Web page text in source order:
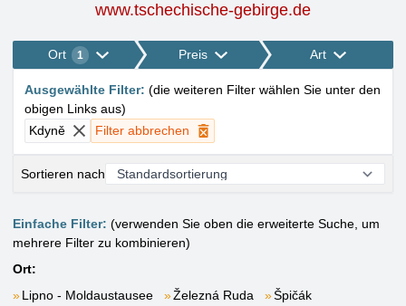
www.tschechische-gebirge.de
Ort 1 Preis Art
Ausgewählte Filter: (die weiteren Filter wählen Sie unter den
obigen Links aus)
Kdyně
Filter abbrechen
Sortieren nach
Einfache Filter: (verwenden Sie oben die erweiterte Suche, um
mehrere Filter zu kombinieren)
Ort:
Lipno - Moldaustausee
Železná Ruda
Špičák